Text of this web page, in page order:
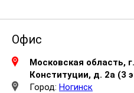
Офис
Московская область,
Конституции, д. 2а (3
Город: Ногинск